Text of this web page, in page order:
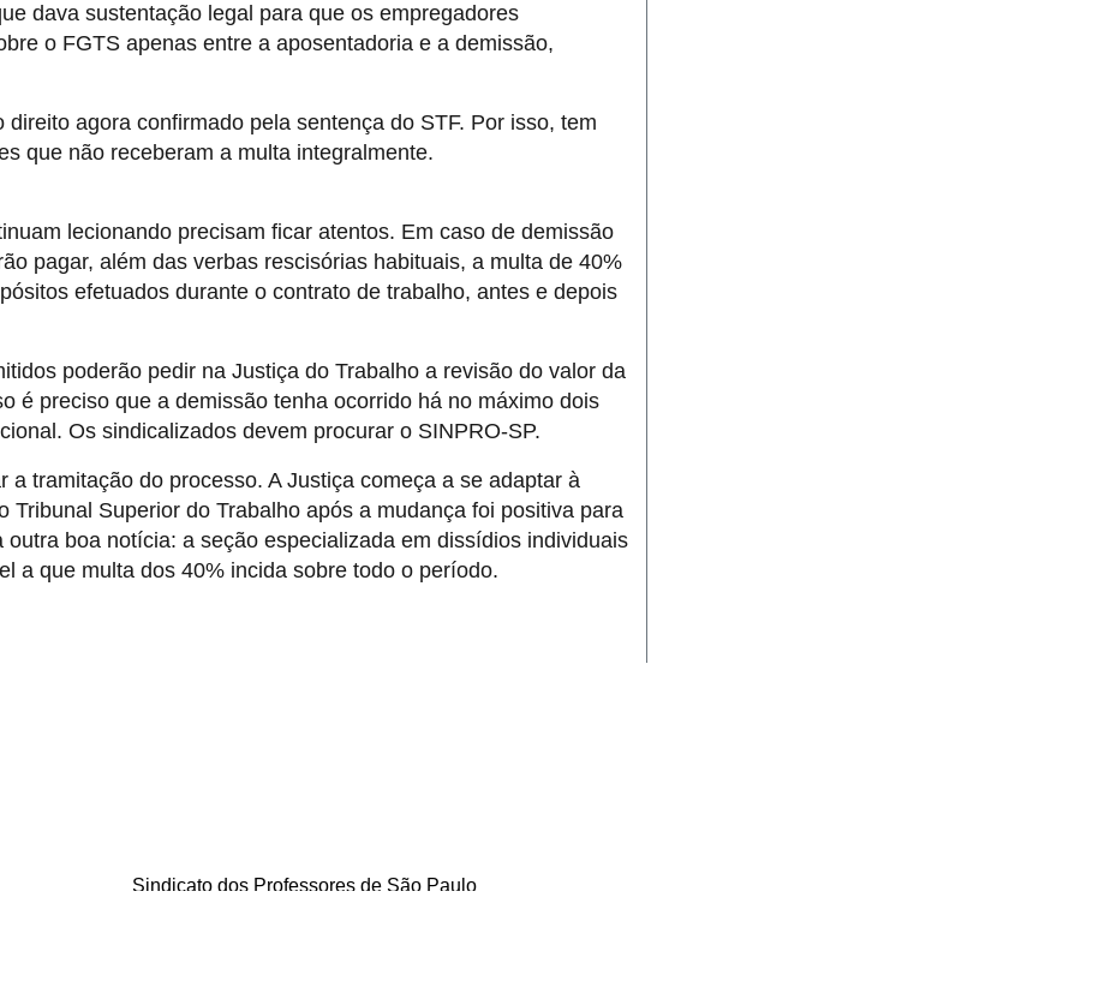
dava sustentação legal para que os empregadores
o FGTS apenas entre a aposentadoria e a demissão,
agora confirmado pela sentença do STF. Por isso, tem
que não receberam a multa integralmente.
lecionando precisam ficar atentos. Em caso de demissão
pagar, além das verbas rescisórias habituais, a multa de 40%
efetuados durante o contrato de trabalho, antes e depois
poderão pedir na Justiça do Trabalho a revisão do valor da
é preciso que a demissão tenha ocorrido há no máximo dois
Os sindicalizados devem procurar o SINPRO-SP.
a tramitação do processo. A Justiça começa a se adaptar à
Tribunal Superior do Trabalho após a mudança foi positiva para
boa notícia: a seção especializada em dissídios individuais
a que multa dos 40% incida sobre todo o período.
Sindicato dos Professores de São Paulo